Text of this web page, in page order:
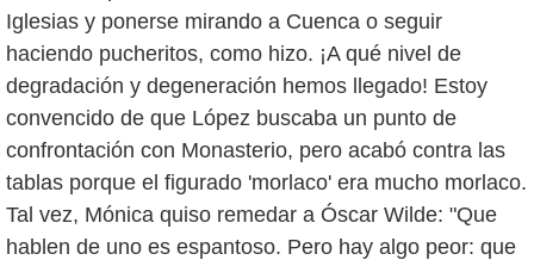
Iglesias y ponerse mirando a Cuenca o seguir
haciendo pucheritos, como hizo. ¡A qué nivel de
degradación y degeneración hemos llegado! Estoy
convencido de que López buscaba un punto de
confrontación con Monasterio, pero acabó contra las
tablas porque el figurado 'morlaco' era mucho morlaco.
Tal vez, Mónica quiso remedar a Óscar Wilde: "Que
hablen de uno es espantoso. Pero hay algo peor: que